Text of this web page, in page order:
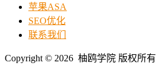
苹果ASA
SEO优化
联系我们
Copyright © 2026 柚鸥学院 版权所有